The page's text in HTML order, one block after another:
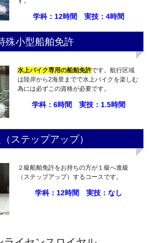
学科：12時間 実技：4時間
殊小型船舶免許
水上バイク専用の船舶免許です。航行区域
は陸岸から2海里までで水上バイクを楽しむ
為には必ずこの資格が必要です。
学科：6時間 実技：1.5時間
ステップアップ）
２級船舶免許をお持ちの方が１級へ進級
（ステップアップ）するコースです。
学科：12時間 実技：なし